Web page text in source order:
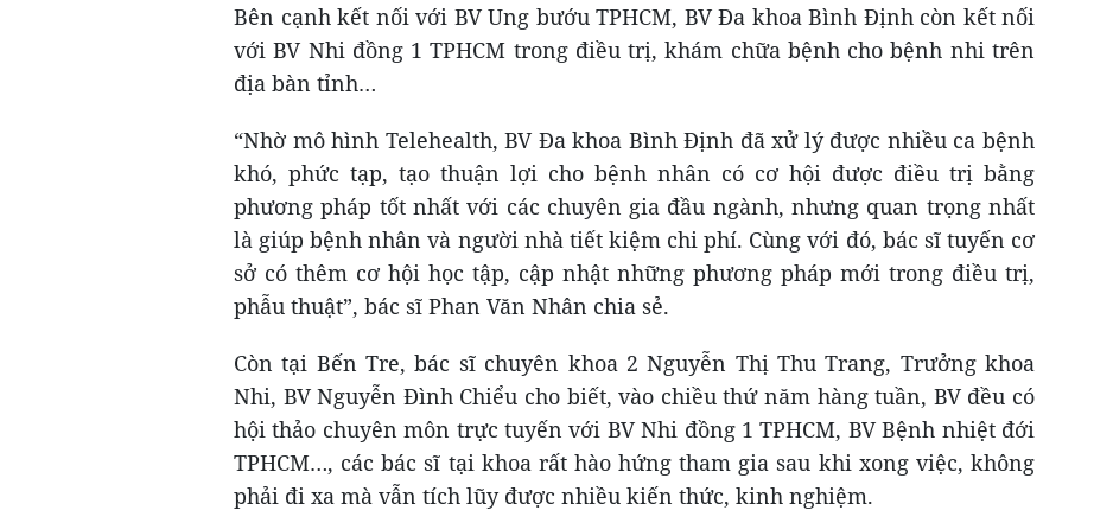
Bên cạnh kết nối với BV Ung bướu TPHCM, BV Đa khoa Bình Định còn kết nối
với BV Nhi đồng 1 TPHCM trong điều trị, khám chữa bệnh cho bệnh nhi trên
địa bàn tỉnh…
“Nhờ mô hình Telehealth, BV Đa khoa Bình Định đã xử lý được nhiều ca bệnh
khó, phức tạp, tạo thuận lợi cho bệnh nhân có cơ hội được điều trị bằng
phương pháp tốt nhất với các chuyên gia đầu ngành, nhưng quan trọng nhất
là giúp bệnh nhân và người nhà tiết kiệm chi phí. Cùng với đó, bác sĩ tuyến cơ
sở có thêm cơ hội học tập, cập nhật những phương pháp mới trong điều trị,
phẫu thuật”, bác sĩ Phan Văn Nhân chia sẻ.
Còn tại Bến Tre, bác sĩ chuyên khoa 2 Nguyễn Thị Thu Trang, Trưởng khoa
Nhi, BV Nguyễn Đình Chiểu cho biết, vào chiều thứ năm hàng tuần, BV đều có
hội thảo chuyên môn trực tuyến với BV Nhi đồng 1 TPHCM, BV Bệnh nhiệt đới
TPHCM…, các bác sĩ tại khoa rất hào hứng tham gia sau khi xong việc, không
phải đi xa mà vẫn tích lũy được nhiều kiến thức, kinh nghiệm.